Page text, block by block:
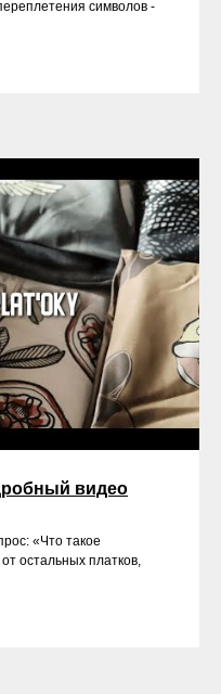
символов -
видео
«Что такое
остальных платков,